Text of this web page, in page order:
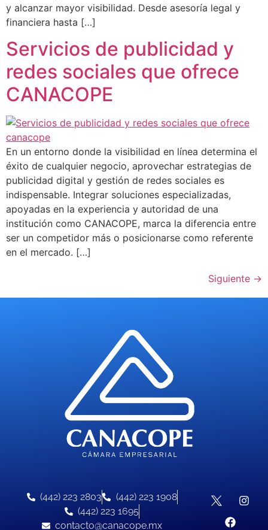
y alcanzar mayor visibilidad. Desde asesoría legal y
financiera hasta […]
Servicios de publicidad y
redes sociales que ofrece
CANACOPE
En un entorno donde la visibilidad en línea determina el
éxito de cualquier negocio, aprovechar estrategias de
publicidad digital y gestión de redes sociales es
indispensable. Integrar soluciones especializadas,
apoyadas en la experiencia y autoridad de una
institución como CANACOPE, marca la diferencia entre
ser un competidor más o posicionarse como referente
en el mercado. […]
Siguiente →
(442) 223 2803
(442) 223 1908
(442) 223 1695
contacto@canacope.mx